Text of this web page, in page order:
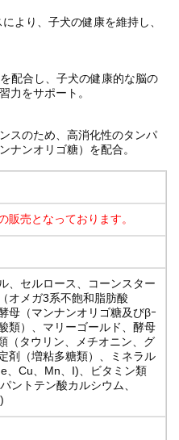
より、子犬の健康を維持し、
配合し、子犬の健康的な脳の
力をサポート。
スのため、高消化性のタンパ
ナンオリゴ糖）を配合。
販売となっております。
、セルロース、コーンスター
オメガ3系不飽和脂肪酸
母（マンナンオリゴ糖及びβｰ
類）、マリーゴールド、酵母
（タウリン、メチオニン、グ
剤（増粘多糖類）、ミネラル
、Cu、Mn、I)、ビタミン類
ントテン酸カルシウム、